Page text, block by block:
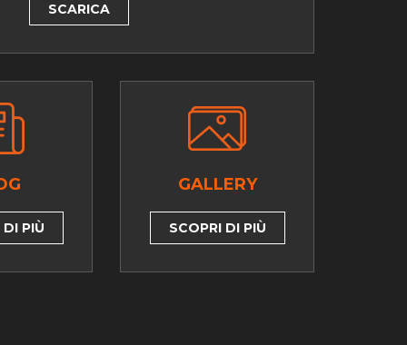
SCARICA
DI PIÙ
GALLERY
SCOPRI DI PIÙ